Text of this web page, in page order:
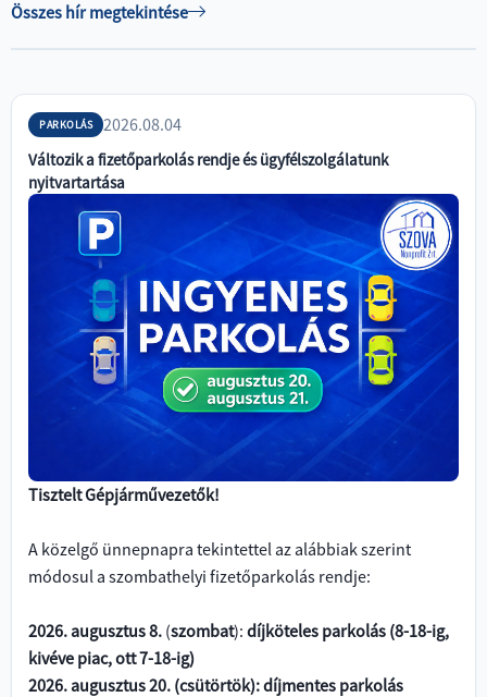
titkarsag@szova.hu
Összes hír megtekintése
PARKOLÁS 2026.08.04
Változik a fizetőparkolás rendje és ügyfélszolgálatunk
nyitvartartása
Tisztelt Gépjárművezetők!
A közelgő ünnepnapra tekintettel az alábbiak szerint
módosul a szombathelyi fizetőparkolás rendje:
2026. augusztus 8. (szombat): díjköteles parkolás (8-18-ig,
kivéve piac, ott 7-18-ig)
2026. augusztus 20. (csütörtök): díjmentes parkolás